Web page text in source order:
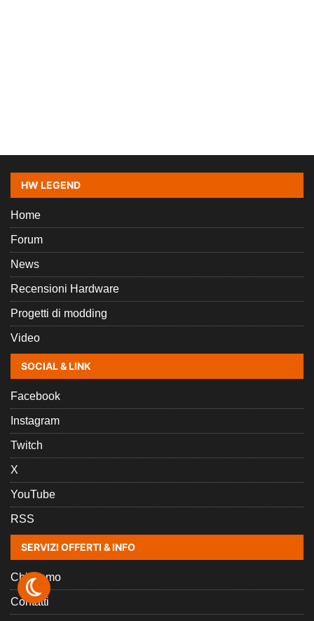
HW LEGEND
Home
Forum
News
Recensioni Hardware
Progetti di modding
Video
SOCIAL & LINK
Facebook
Instagram
Twitch
X
YouTube
RSS
SERVIZI OFFERTI & INFO
Chi siamo
Contatti